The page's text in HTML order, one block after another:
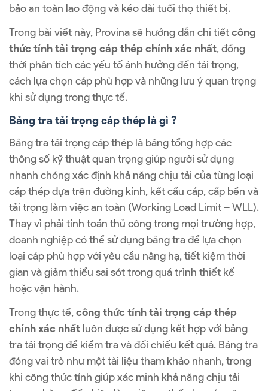
bảo an toàn lao động và kéo dài tuổi thọ thiết bị.
Trong bài viết này, Provina sẽ hướng dẫn chi tiếtcông
thức tính tải trọng cáp thép chính xác nhất, đồng
thời phân tích các yếu tố ảnh hưởng đến tải trọng,
cách lựa chọn cáp phù hợp và những lưu ý quan trọng
khi sử dụng trong thực tế.
Bảng tra tải trọng cáp thép là gì ?
Bảng tra tải trọng cáp thép là bảng tổng hợp các
thông số kỹ thuật quan trọng giúp người sử dụng
nhanh chóng xác định khả năng chịu tải của từng loại
cáp thép dựa trên đường kính, kết cấu cáp, cấp bền và
tải trọng làm việc an toàn (Working Load Limit – WLL).
Thay vì phải tính toán thủ công trong mọi trường hợp,
doanh nghiệp có thể sử dụng bảng tra để lựa chọn
loại cáp phù hợp với yêu cầu nâng hạ, tiết kiệm thời
gian và giảm thiểu sai sót trong quá trình thiết kế
hoặc vận hành.
Trong thực tế,công thức tính tải trọng cáp thép
chính xác nhất luôn được sử dụng kết hợp với bảng
tra tải trọng để kiểm tra và đối chiếu kết quả. Bảng tra
đóng vai trò như một tài liệu tham khảo nhanh, trong
khi công thức tính giúp xác minh khả năng chịu tải